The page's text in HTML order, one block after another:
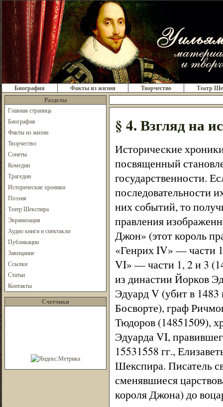
Биография Факты из жизни Творчество
Театр
Разделы
Главная страница
Биография
Факты из жизни
Творчество
Сонеты
Комедии
Трагедии
Исторические хроники
Поэзия
Театр Шекспира
Экранизация
Аудио книги и спектакли
Публикации
Завещание
Ссылки
Статьи
Контакты
Счетчики
§ 4. Взгляд на
Исторические
посвященный
государственности.
последовательности
них событий, то
правления
Джон» (этот король
«Генрих IV» — части
VI» — части 1, 2 и 3
из династии Йорков
Эдуард V (убит в
Босворте), граф
Тюдоров (14851509),
Эдуарда VI,
15531558 гг.,
Шекспира. Писатель
сменявшиеся
короля Джона) до